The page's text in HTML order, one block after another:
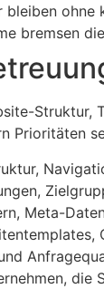
ohne
bremsen
Prioritäten
Meta-
die